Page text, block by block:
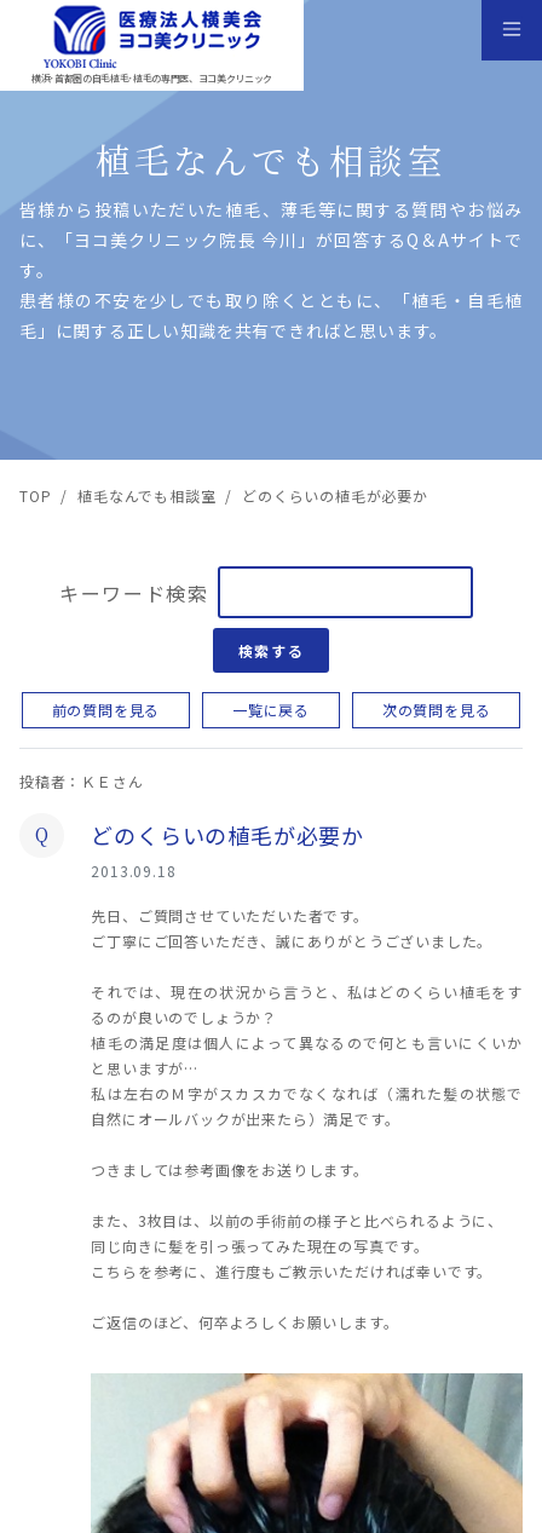
横浜･首都圏の自毛植毛･植毛の専門医、ヨコ美クリニック
植毛なんでも相談室
皆様から投稿いただいた植⽑、薄⽑等に関する質問やお悩み
に、「ヨコ美クリニック院⻑ 今川」が回答するQ＆Aサイトで
す。
患者様の不安を少しでも取り除くとともに、「植⽑・⾃⽑植
⽑」に関する正しい知識を共有できればと思います。
TOP / 植毛なんでも相談室 / どのくらいの植毛が必要か
キーワード検索
検索する
前の質問を見る 一覧に戻る 次の質問を見る
投稿者：ＫＥさん
Q どのくらいの植毛が必要か
2013.09.18
先日、ご質問させていただいた者です。
ご丁寧にご回答いただき、誠にありがとうございました。
それでは、現在の状況から言うと、私はどのくらい植毛をす
るのが良いのでしょうか？
植毛の満足度は個人によって異なるので何とも言いにくいか
と思いますが…
私は左右のＭ字がスカスカでなくなれば（濡れた髪の状態で
自然にオールバックが出来たら）満足です。
つきましては参考画像をお送りします。
また、3枚目は、以前の手術前の様子と比べられるように、
同じ向きに髪を引っ張ってみた現在の写真です。
こちらを参考に、進行度もご教示いただければ幸いです。
ご返信のほど、何卒よろしくお願いします。